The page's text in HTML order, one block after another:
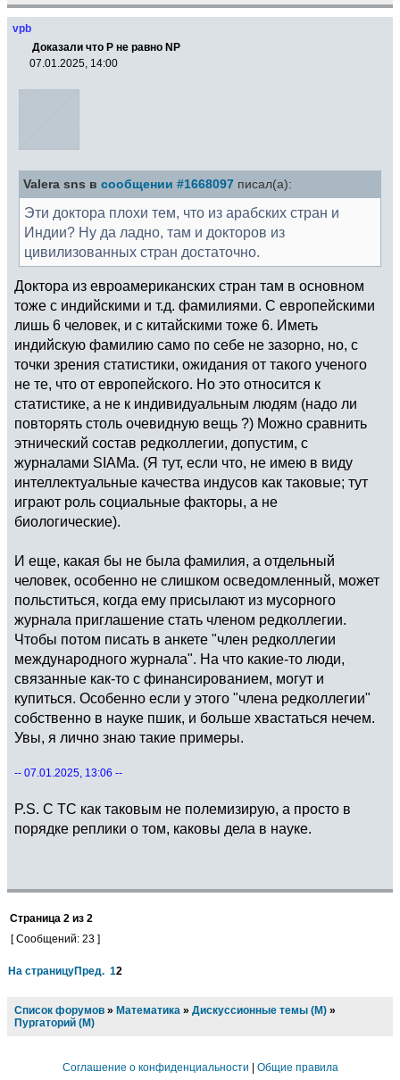
vpb
Доказали что Р не равно NP
07.01.2025, 14:00
Valera sns в сообщении #1668097 писал(а):
Эти доктора плохи тем, что из арабских стран и
Индии? Ну да ладно, там и докторов из
цивилизованных стран достаточно.
Доктора из евроамериканских стран там в основном
тоже с индийскими и т.д. фамилиями. С европейскими
лишь 6 человек, и с китайскими тоже 6. Иметь
индийскую фамилию само по себе не зазорно, но, с
точки зрения статистики, ожидания от такого ученого
не те, что от европейского. Но это относится к
статистике, а не к индивидуальным людям (надо ли
повторять столь очевидную вещь ?) Можно сравнить
этнический состав редколлегии, допустим, с
журналами SIAMа. (Я тут, если что, не имею в виду
интеллектуальные качества индусов как таковые; тут
играют роль социальные факторы, а не
биологические).
И еще, какая бы не была фамилия, а отдельный
человек, особенно не слишком осведомленный, может
польститься, когда ему присылают из мусорного
журнала приглашение стать членом редколлегии.
Чтобы потом писать в анкете "член редколлегии
международного журнала". На что какие-то люди,
связанные как-то с финансированием, могут и
купиться. Особенно если у этого "члена редколлегии"
собственно в науке пшик, и больше хвастаться нечем.
Увы, я лично знаю такие примеры.
-- 07.01.2025, 13:06 --
P.S. С ТС как таковым не полемизирую, а просто в
порядке реплики о том, каковы дела в науке.
Страница 2 из 2
[ Сообщений: 23 ]
На страницуПред. 12
Список форумов » Математика » Дискуссионные темы (М) »
Пургаторий (М)
Соглашение о конфиденциальности Общие правила